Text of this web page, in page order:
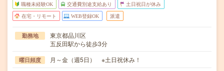
職種未経験OK 交通費別途支給あり 土日祝日が休み
在宅・リモート WEB登録OK 派遣
勤務地
東京都品川区
五反田駅から徒歩3分
曜日頻度 月～金（週5日） ※土日祝休み！